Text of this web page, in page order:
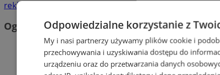
reklama
OgłoszeniaOdpowiedzialne korzystanie z
My i nasi partnerzy używamy plików cookie i
przechowywania i uzyskiwania dostępu do
urządzeniu oraz do przetwarzania danych